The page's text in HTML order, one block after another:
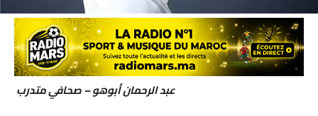
عبد الرحمان أبوهو – صحافي متدرب